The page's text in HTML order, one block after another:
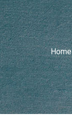
Home